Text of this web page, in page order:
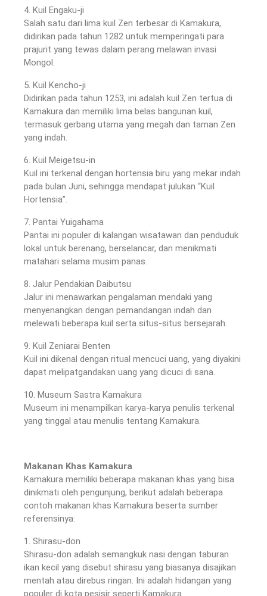
4. Kuil Engaku-ji
Salah satu dari lima kuil Zen terbesar di Kamakura,
didirikan pada tahun 1282 untuk memperingati para
prajurit yang tewas dalam perang melawan invasi
Mongol.
5. Kuil Kencho-ji
Didirikan pada tahun 1253, ini adalah kuil Zen tertua di
Kamakura dan memiliki lima belas bangunan kuil,
termasuk gerbang utama yang megah dan taman Zen
yang indah.
6. Kuil Meigetsu-in
Kuil ini terkenal dengan hortensia biru yang mekar indah
pada bulan Juni, sehingga mendapat julukan “Kuil
Hortensia”.
7. Pantai Yuigahama
Pantai ini populer di kalangan wisatawan dan penduduk
lokal untuk berenang, berselancar, dan menikmati
matahari selama musim panas.
8. Jalur Pendakian Daibutsu
Jalur ini menawarkan pengalaman mendaki yang
menyenangkan dengan pemandangan indah dan
melewati beberapa kuil serta situs-situs bersejarah.
9. Kuil Zeniarai Benten
Kuil ini dikenal dengan ritual mencuci uang, yang diyakini
dapat melipatgandakan uang yang dicuci di sana.
10. Museum Sastra Kamakura
Museum ini menampilkan karya-karya penulis terkenal
yang tinggal atau menulis tentang Kamakura.
Makanan Khas Kamakura
Kamakura memiliki beberapa makanan khas yang bisa
dinikmati oleh pengunjung, berikut adalah beberapa
contoh makanan khas Kamakura beserta sumber
referensinya:
1. Shirasu-don
Shirasu-don adalah semangkuk nasi dengan taburan
ikan kecil yang disebut shirasu yang biasanya disajikan
mentah atau direbus ringan. Ini adalah hidangan yang
populer di kota pesisir seperti Kamakura.